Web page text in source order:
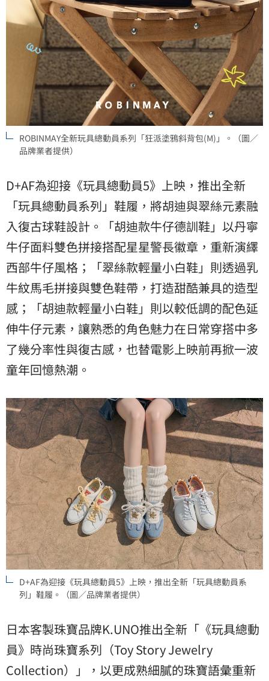
ROBINMAY全新玩具總動員系列「狂派塗鴉斜背包(M)」。（圖／
品牌業者提供）
D+AF為迎接《玩具總動員5》上映，推出全新
「玩具總動員系列」鞋履，將胡迪與翠絲元素融
入復古球鞋設計。「胡迪款牛仔德訓鞋」以丹寧
牛仔面料雙色拼接搭配星星警長徽章，重新演繹
西部牛仔風格；「翠絲款輕量小白鞋」則透過乳
牛紋馬毛拼接與雙色鞋帶，打造甜酷兼具的造型
感；「胡迪款輕量小白鞋」則以較低調的配色延
伸牛仔元素，讓熟悉的角色魅力在日常穿搭中多
了幾分率性與復古感，也替電影上映前再掀一波
童年回憶熱潮。
D+AF為迎接《玩具總動員5》上映，推出全新「玩具總動員系
列」鞋履。（圖／品牌業者提供）
日本客製珠寶品牌K.UNO推出全新「《玩具總動
員》時尚珠寶系列（Toy Story Jewelry
Collection）」，以更成熟細膩的珠寶語彙重新